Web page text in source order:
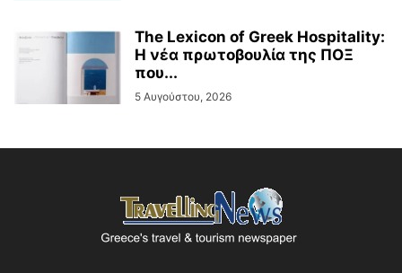
The Lexicon of Greek Hospitality:
Η νέα πρωτοβουλία της ΠΟΞ
που...
5 Αυγούστου, 2026